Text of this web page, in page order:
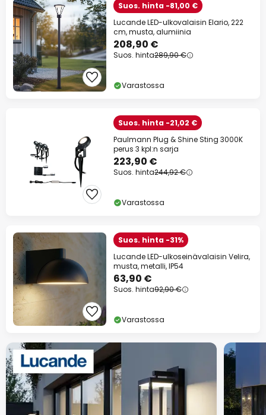
Suos. hinta -81,00 €
Lucande LED-ulkovalaisin Elario, 222
cm, musta, alumiinia
208,90 €
Suos. hinta289,90 €
Varastossa
Suos. hinta -21,02 €
Paulmann Plug & Shine Sting 3000K
perus 3 kpl:n sarja
223,90 €
Suos. hinta244,92 €
Varastossa
Suos. hinta -31%
Lucande LED-ulkoseinävalaisin Velira,
musta, metalli, IP54
63,90 €
Suos. hinta92,90 €
Varastossa